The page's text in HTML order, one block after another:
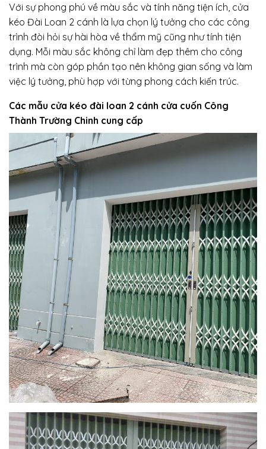
Với sự phong phú về màu sắc và tính năng tiện ích, cửa
kéo Đài Loan 2 cánh là lựa chọn lý tưởng cho các công
trình đòi hỏi sự hài hòa về thẩm mỹ cũng như tính tiện
dụng. Mỗi màu sắc không chỉ làm đẹp thêm cho công
trình mà còn góp phần tạo nên không gian sống và làm
việc lý tưởng, phù hợp với từng phong cách kiến trúc.
Các mẫu cửa kéo đài loan 2 cánh cửa cuốn Công
Thành Trường Chinh cung cấp